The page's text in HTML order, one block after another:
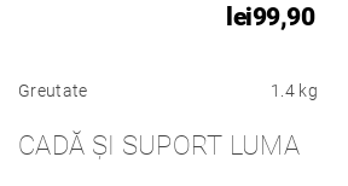
lei99,90
Greutate 1.4 kg
CADĂ ȘI SUPORT LUMA